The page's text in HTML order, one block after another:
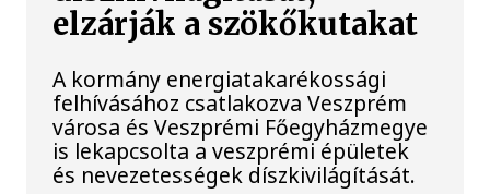
elzárják a szökőkutakat
A kormány energiatakarékossági
felhívásához csatlakozva Veszprém
városa és Veszprémi Főegyházmegye
is lekapcsolta a veszprémi épületek
és nevezetességek díszkivilágítását.